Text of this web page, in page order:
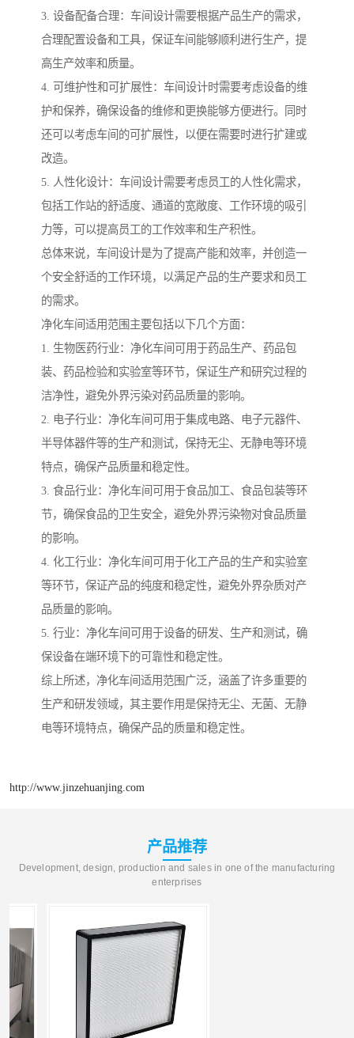
3. 设备配备合理：车间设计需要根据产品生产的需求，
合理配置设备和工具，保证车间能够顺利进行生产，提
高生产效率和质量。
4. 可维护性和可扩展性：车间设计时需要考虑设备的维
护和保养，确保设备的维修和更换能够方便进行。同时
还可以考虑车间的可扩展性，以便在需要时进行扩建或
改造。
5. 人性化设计：车间设计需要考虑员工的人性化需求，
包括工作站的舒适度、通道的宽敞度、工作环境的吸引
力等，可以提高员工的工作效率和生产积性。
总体来说，车间设计是为了提高产能和效率，并创造一
个安全舒适的工作环境，以满足产品的生产要求和员工
的需求。
净化车间适用范围主要包括以下几个方面：
1. 生物医药行业：净化车间可用于药品生产、药品包
装、药品检验和实验室等环节，保证生产和研究过程的
洁净性，避免外界污染对药品质量的影响。
2. 电子行业：净化车间可用于集成电路、电子元器件、
半导体器件等的生产和测试，保持无尘、无静电等环境
特点，确保产品质量和稳定性。
3. 食品行业：净化车间可用于食品加工、食品包装等环
节，确保食品的卫生安全，避免外界污染物对食品质量
的影响。
4. 化工行业：净化车间可用于化工产品的生产和实验室
等环节，保证产品的纯度和稳定性，避免外界杂质对产
品质量的影响。
5. 行业：净化车间可用于设备的研发、生产和测试，确
保设备在端环境下的可靠性和稳定性。
综上所述，净化车间适用范围广泛，涵盖了许多重要的
生产和研发领域，其主要作用是保持无尘、无菌、无静
电等环境特点，确保产品的质量和稳定性。
http://www.jinzehuanjing.com
产品推荐
Development, design, production and sales in one of the manufacturing
enterprises